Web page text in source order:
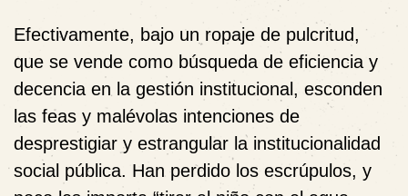
Efectivamente, bajo un ropaje de pulcritud,
que se vende como búsqueda de eficiencia y
decencia en la gestión institucional, esconden
las feas y malévolas intenciones de
desprestigiar y estrangular la institucionalidad
social pública. Han perdido los escrúpulos, y